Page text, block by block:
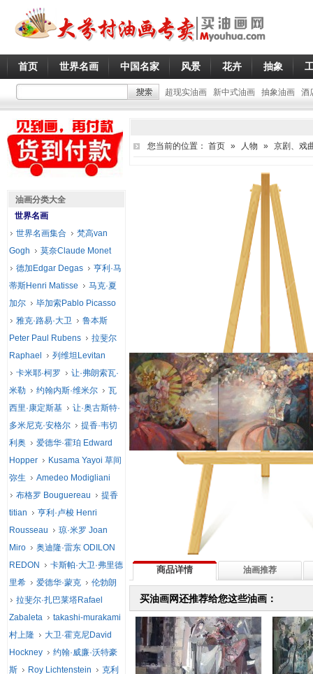
首页 世界名画 中国名家 风景 花卉 抽象
超现实油画 新中式油画 抽象油画 酒
您当前的位置： 首页 » 人物 » 京剧、戏
商品详情 油画推荐
买油画网还推荐给您这些油画：
油画分类大全
世界名画
世界名画集合
梵高van
Gogh
莫奈Claude Monet
德加Edgar Degas
亨利·马
蒂斯Henri Matisse
马克·夏
加尔
毕加索Pablo Picasso
雅克·路易·大卫
鲁本斯
Peter Paul Rubens
拉斐尔
Raphael
列维坦Levitan
卡米耶·柯罗
让·弗朗索瓦·
米勒
约翰内斯·维米尔
瓦
西里·康定斯基
让·奥古斯特·
多米尼克·安格尔
提香·韦切
利奥
爱德华·霍珀 Edward
Hopper
Kusama Yayoi 草间
弥生
Amedeo Modigliani
布格罗 Bouguereau
提香
titian
亨利·卢梭 Henri
Rousseau
琼·米罗 Joan
Miro
奥迪隆·雷东 ODILON
REDON
卡斯帕·大卫·弗里德
里希
爱德华·蒙克
伦勃朗
拉斐尔·扎巴莱塔Rafael
Zabaleta
takashi-murakami
村上隆
大卫·霍克尼David
Hockney
约翰·威廉·沃特豪
斯
Roy Lichtenstein
克利